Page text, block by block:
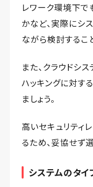
レワーク環境下で
かなど、実際にシ
ながら検討するこ
また、クラウドシ
ハッキングに対す
ましょう。
高いセキュリティ
るため、妥協せず
システムのタ